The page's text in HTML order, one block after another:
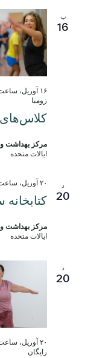
کنید.
پ
16
کلاس‌های
۱۶ آوریل، ساعت ۶:۳۰ ب.ظ
زومبا
مرکز بهداشت
ایالات متحده
د
20 کتابخانه
۲۰ آوریل، ساعت ۳:۱۵ ب.ظ
مرکز بهداشت
ایالات متحده
د
20
۲۰ آوریل، ساعت ۶:۳۰ ب.ظ
رایگان